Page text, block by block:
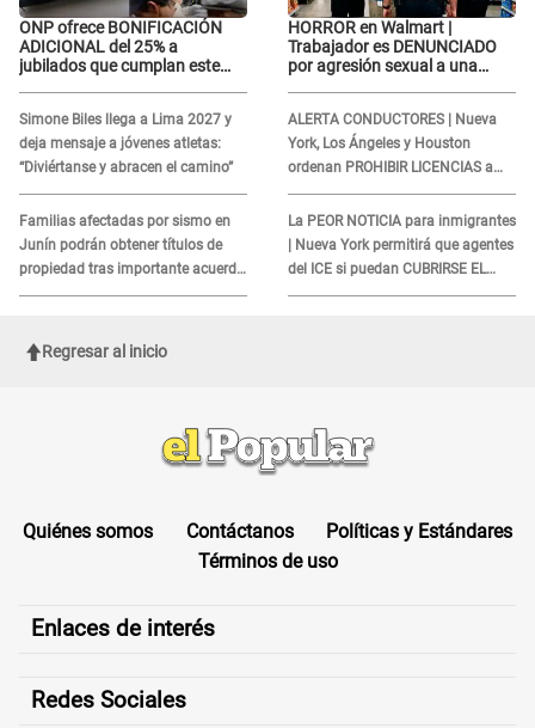
ONP ofrece BONIFICACIÓN
ADICIONAL del 25% a
jubilados que cumplan este
Simone Biles llega a Lima 2027 y
deja mensaje a jóvenes atletas:
“Diviértanse y abracen el camino”
Familias afectadas por sismo en
Junín podrán obtener títulos de
propiedad tras importante acuerdo
de Cofopri
HORROR en Walmart |
Trabajador es DENUNCIADO
por agresión sexual a una
ALERTA CONDUCTORES | Nueva
York, Los Ángeles y Houston
ordenan PROHIBIR LICENCIAS a
quienes no presenten ESTE
DOCUMENTO
La PEOR NOTICIA para inmigrantes
| Nueva York permitirá que agentes
del ICE si puedan CUBRIRSE EL
ROSTRO
Regresar al inicio
Quiénes somos Contáctanos
Políticas y Estándares
Términos de uso
Enlaces de interés
Redes Sociales